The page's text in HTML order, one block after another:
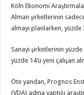
Köln Ekonomi
Alman şirketlerinin
almayı planlarken,
Sanayi şirketlerinin
yüzde 14’ü yeni çalışan
Öte yandan, Prognos
(VDA) adına yaptığı